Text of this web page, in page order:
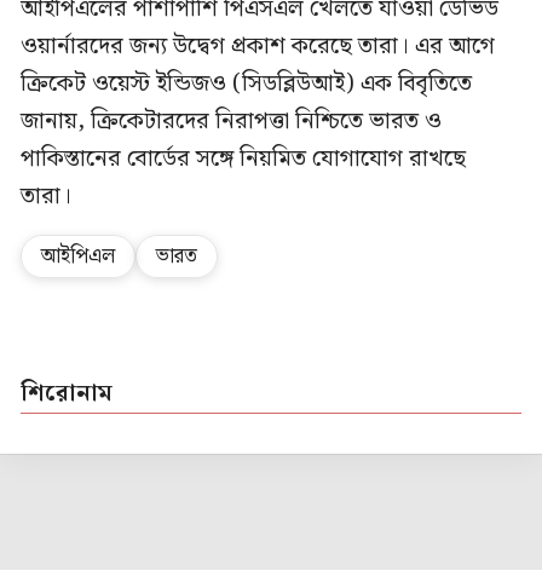
আইপিএলের পাশাপাশি পিএসএল খেলতে যাওয়া ডেভিড
ওয়ার্নারদের জন্য উদ্বেগ প্রকাশ করেছে তারা। এর আগে
ক্রিকেট ওয়েস্ট ইন্ডিজও (সিডব্লিউআই) এক বিবৃতিতে
জানায়, ক্রিকেটারদের নিরাপত্তা নিশ্চিতে ভারত ও
পাকিস্তানের বোর্ডের সঙ্গে নিয়মিত যোগাযোগ রাখছে
তারা।
আইপিএল ভারত
শিরোনাম